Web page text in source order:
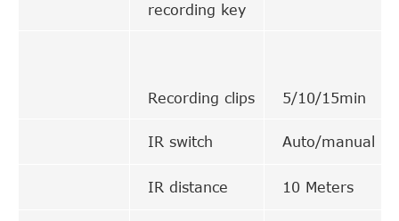
recording key
Recording clips 5/10/15min
IR switch Auto/manual
IR distance 10 Meters